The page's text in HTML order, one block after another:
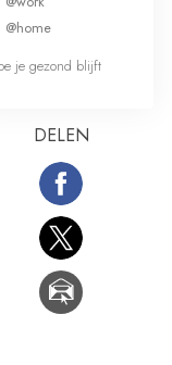
@home
je gezond blijft
DELEN